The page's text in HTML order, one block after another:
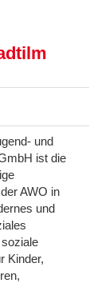
und
ist die
AWO in
und
Kinder,